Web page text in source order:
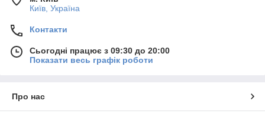
Київ, Україна
Контакти
Сьогодні працює з 09:30 до 20:00
Показати весь графік роботи
Про нас